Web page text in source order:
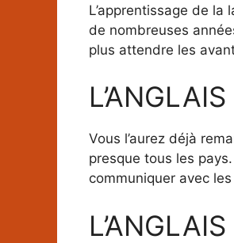
L’apprentissage de
de nombreuses
plus attendre les
Vous l’aurez déjà
presque tous les
communiquer avec